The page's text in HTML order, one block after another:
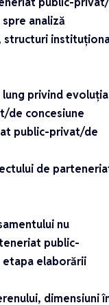
analiză
structuri
lung privind evoluția
de concesiune
public-privat/de
de
nu
public-
etapa elaborării
dimensiuni